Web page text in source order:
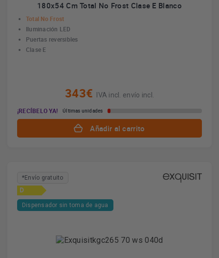
180x54 Cm Total No Frost Clase E Blanco
Total No Frost
Iluminación LED
Puertas reversibles
Clase E
343€
IVA incl. envío incl.
¡RECÍBELO YA!
Últimas unidades
Añadir al carrito
*Envío gratuito
D
Dispensador sin toma de agua